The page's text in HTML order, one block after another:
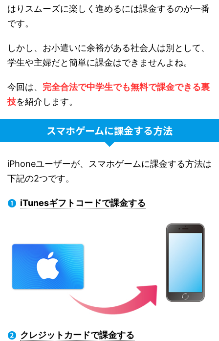
はりスムーズに楽しく進めるには課金するのが一番
です。
しかし、お小遣いに余裕がある社会人は別として、
学生や主婦だと簡単に課金はできませんよね。
今回は、 完全合法で中学生でも無料で課金できる裏
技を紹介します。
スマホゲームに課金する方法
iPhoneユーザーが、スマホゲームに課金する方法は
下記の2つです。
iTunesギフトコードで課金する
クレジットカードで課金する